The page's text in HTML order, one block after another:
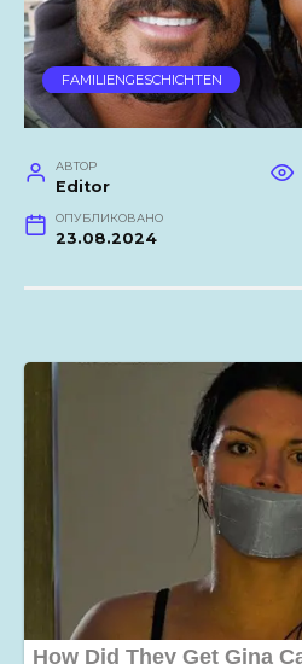
FAMILIENGESCHICHTEN
АВТОР
Editor
ОПУБЛИКОВАНО
23.08.2024